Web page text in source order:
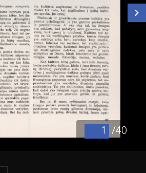
/40